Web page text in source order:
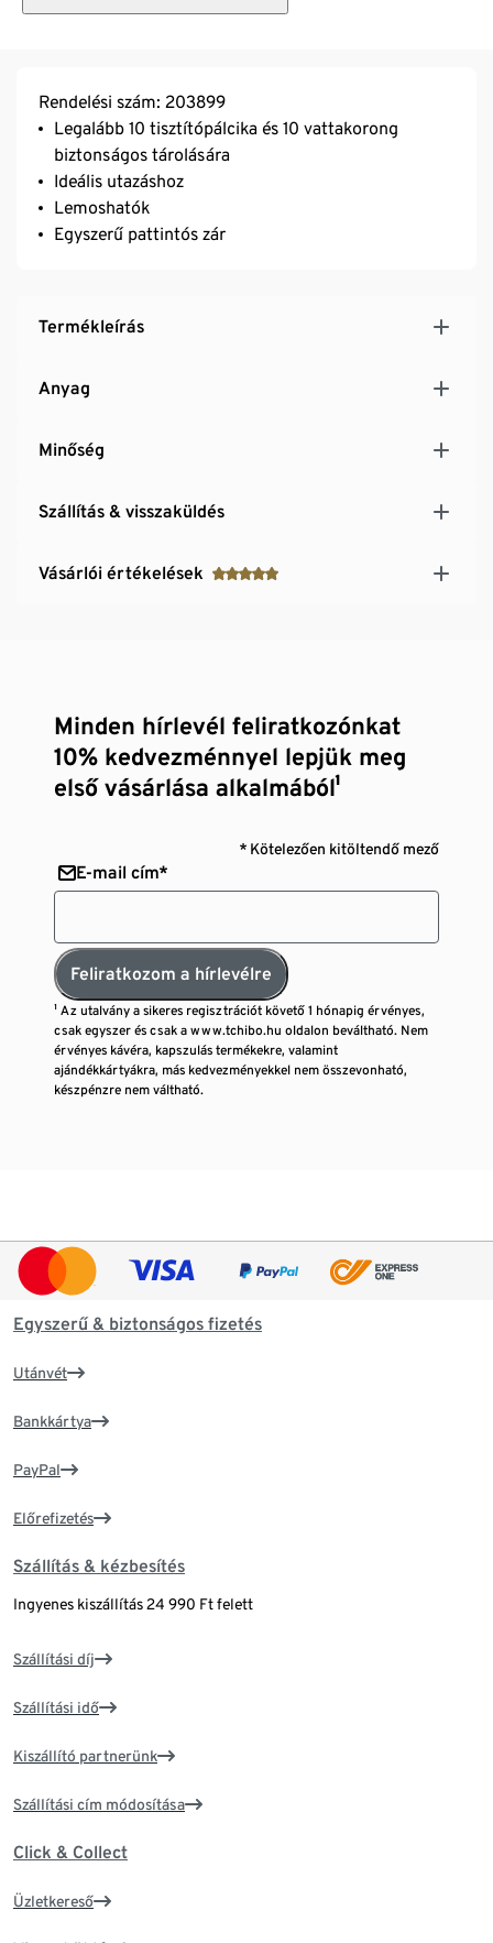
Rendelési szám: 203899
Legalább 10 tisztítópálcika és 10 vattakorong
biztonságos tárolására
Ideális utazáshoz
Lemoshatók
Egyszerű pattintós zár
Termékleírás
Anyag
Minőség
Szállítás & visszaküldés
Vásárlói értékelések
Minden hírlevél feliratkozónkat
10% kedvezménnyel lepjük meg
első vásárlása alkalmából¹
* Kötelezően kitöltendő mező
E-mail cím*
Feliratkozom a hírlevélre
¹ Az utalvány a sikeres regisztrációt követő 1 hónapig érvényes,
csak egyszer és csak a www.tchibo.hu oldalon beváltható. Nem
érvényes kávéra, kapszulás termékekre, valamint
ajándékkártyákra, más kedvezményekkel nem összevonható,
készpénzre nem váltható.
Egyszerű & biztonságos fizetés
Utánvét
Bankkártya
PayPal
Előrefizetés
Szállítás & kézbesítés
Ingyenes kiszállítás 24 990 Ft felett
Szállítási díj
Szállítási idő
Kiszállító partnerünk
Szállítási cím módosítása
Click & Collect
Üzletkereső